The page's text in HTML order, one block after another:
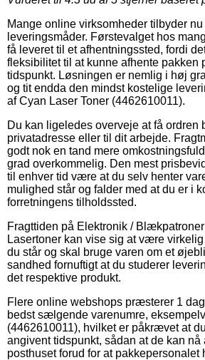
Mange online virksomheder tilbyder
leveringsmåder. Førstevalget hos
få leveret til et afhentningssted, fordi
fleksibilitet til at kunne afhente pakken
tidspunkt. Løsningen er nemlig i høj
og tit endda den mindst kostelige
af Cyan Laser Toner (4462610011).
Du kan ligeledes overveje at få ordren
privatadresse eller til dit arbejde.
godt nok en tand mere
grad overkommelig. Den mest
til enhver tid være at du selv henter
mulighed står og falder med at du er i
forretningens tilholdssted.
Fragttiden på Elektronik /
Lasertoner kan vise sig at være
du står og skal bruge varen om et
sandhed fornuftigt at du studerer
det respektive produkt.
Flere online webshops præsterer 1
bedst sælgende varenumre,
(4462610011), hvilket er påkrævet at
angivent tidspunkt, sådan at de kan nå
posthuset forud for at pakkepersonalet